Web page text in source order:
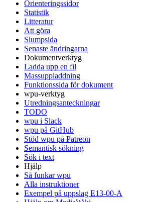
Orienteringssidor
Statistik
Litteratur
Att göra
Slumpsida
Senaste ändringarna
Dokumentverktyg
Ladda upp en fil
Massuppladdning
Funktionssida för dokument
wpu-verktyg
Utredningsanteckningar
TODO
wpu i Slack
wpu på GitHub
Stöd wpu på Patreon
Semantisk sökning
Sök i text
Hjälp
Så funkar wpu
Alla instruktioner
Exempel på uppslag E13-00-A